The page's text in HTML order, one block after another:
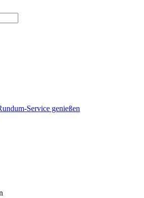
Service genießen